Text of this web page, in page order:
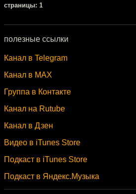
cтраницы: 1
полезные ссылки
Канал в Telegram
Канал в MAX
Группа в Контакте
Канал на Rutube
Канал в Дзен
Видео в iTunes Store
Подкаст в iTunes Store
Подкаст в Яндекс.Музыка